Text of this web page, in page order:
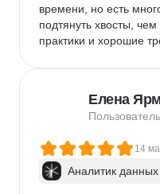
времени, но есть
подтянуть хвосты,
практики и хорошие
Елена
Пользователь
14
Аналитик данных